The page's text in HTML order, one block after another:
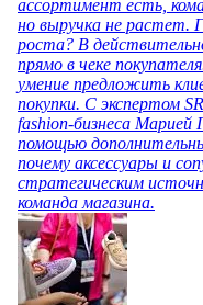
ассортимент есть,
но выручка не растет.
роста? В
прямо в чеке
умение предложить
покупки. С экспертом
fashion-бизнеса Марией
помощью
почему аксессуары и
стратегическим
команда магазина.